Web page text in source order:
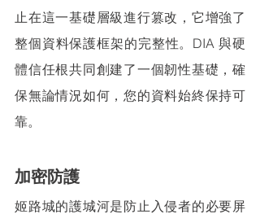
止在這一基礎層級進行篡改，它增強了
整個資料保護框架的完整性。DIA 與硬
體信任根共同創建了一個韌性基礎，確
保無論情況如何，您的資料始終保持可
靠。
加密防護
姬路城的護城河是防止入侵者的必要屏